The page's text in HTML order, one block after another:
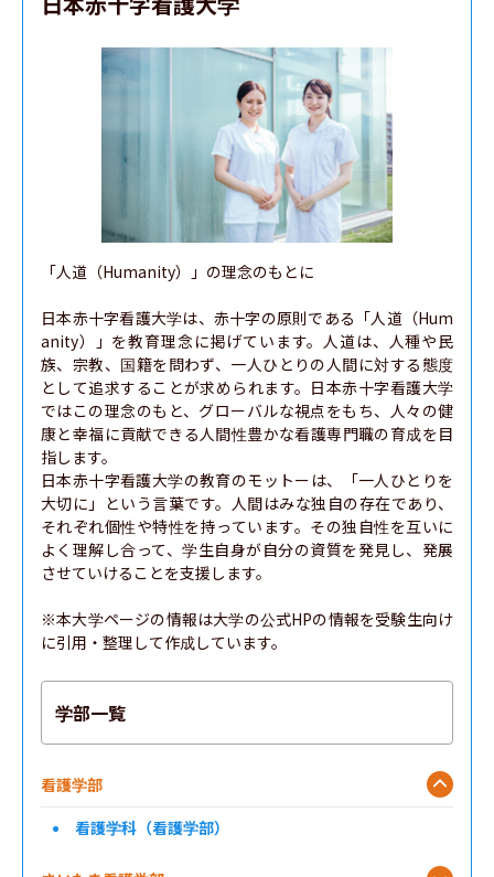
「人道（Humanity）」の理念のもとに
日本赤十字看護大学は、赤十字の原則である「人道（Hum
anity）」を教育理念に掲げています。人道は、人種や民
族、宗教、国籍を問わず、一人ひとりの人間に対する態度
として追求することが求められます。日本赤十字看護大学
ではこの理念のもと、グローバルな視点をもち、人々の健
康と幸福に貢献できる人間性豊かな看護専門職の育成を目
指します。
日本赤十字看護大学の教育のモットーは、「一人ひとりを
大切に」という言葉です。人間はみな独自の存在であり、
それぞれ個性や特性を持っています。その独自性を互いに
よく理解し合って、学生自身が自分の資質を発見し、発展
させていけることを支援します。
※本大学ページの情報は大学の公式HPの情報を受験生向け
に引用・整理して作成しています。
学部一覧
看護学部
看護学科（看護学部）